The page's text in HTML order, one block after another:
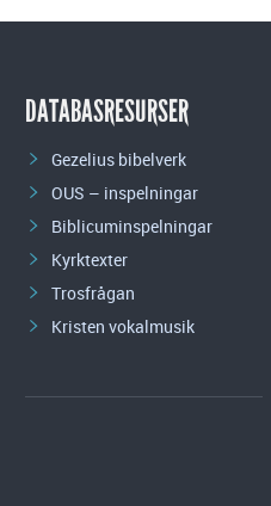
DATABASRESURSER
Gezelius bibelverk
OUS – inspelningar
Biblicuminspelningar
Kyrktexter
Trosfrågan
Kristen vokalmusik